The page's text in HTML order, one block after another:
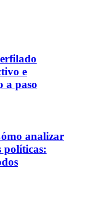
e
a paso
analizar
políticas: